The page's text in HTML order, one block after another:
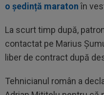
o ședință maratonîn
La scurt timp după,
contactat pe Marius
liber de contract după
Tehnicianul român a